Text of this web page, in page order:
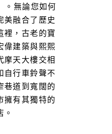
。無論您如何
美融合了歷史
裡，古老的寶
偉建築與熙熙
摩天大樓交相
自行車鈴聲不
巷道到寬闊的
擁有其獨特的